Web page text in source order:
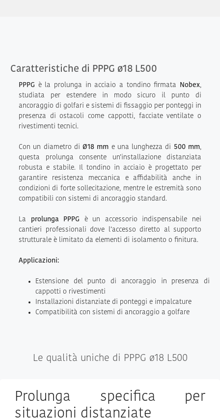
Caratteristiche di PPPG ø18 L500
PPPG è la prolunga in acciaio a tondino firmata Nobex,
studiata per estendere in modo sicuro il punto di
ancoraggio di golfari e sistemi di fissaggio per ponteggi in
presenza di ostacoli come cappotti, facciate ventilate o
rivestimenti tecnici.
Con un diametro diØ18 mm e una lunghezza di 500 mm,
questa prolunga consente un’installazione distanziata
robusta e stabile. Il tondino in acciaio è progettato per
garantire resistenza meccanica e affidabilità anche in
condizioni di forte sollecitazione, mentre le estremità sono
compatibili con sistemi di ancoraggio standard.
La prolunga PPPG è un accessorio indispensabile nei
cantieri professionali dove l’accesso diretto al supporto
strutturale è limitato da elementi di isolamento o finitura.
Applicazioni:
Estensione del punto di ancoraggio in presenza di
cappotti o rivestimenti
Installazioni distanziate di ponteggi e impalcature
Compatibilità con sistemi di ancoraggio a golfare
Le qualità uniche di PPPG ø18 L500
Prolunga specifica per
situazioni distanziate